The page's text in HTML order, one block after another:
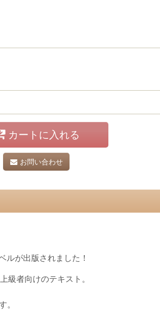
カートに入れる
お問い合わせ
ルが出版されました！
級者向けのテキスト。
。